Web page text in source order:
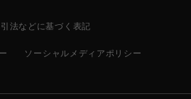
法などに基づく表記
ソーシャルメディアポリシー